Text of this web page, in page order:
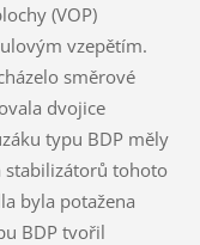
(VOP)
vzepětím.
směrové
dvojice
typu BDP měly
stabilizátorů tohoto
byla potažena
BDP tvořil